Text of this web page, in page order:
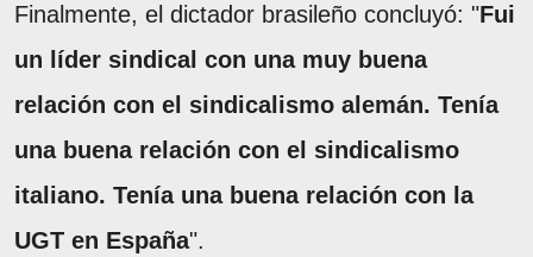
Finalmente, el dictador brasileño concluyó: "Fui
un líder sindical con una muy buena
relación con el sindicalismo alemán. Tenía
una buena relación con el sindicalismo
italiano. Tenía una buena relación con la
UGT en España".